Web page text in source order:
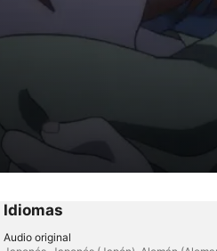
Idiomas
Audio original